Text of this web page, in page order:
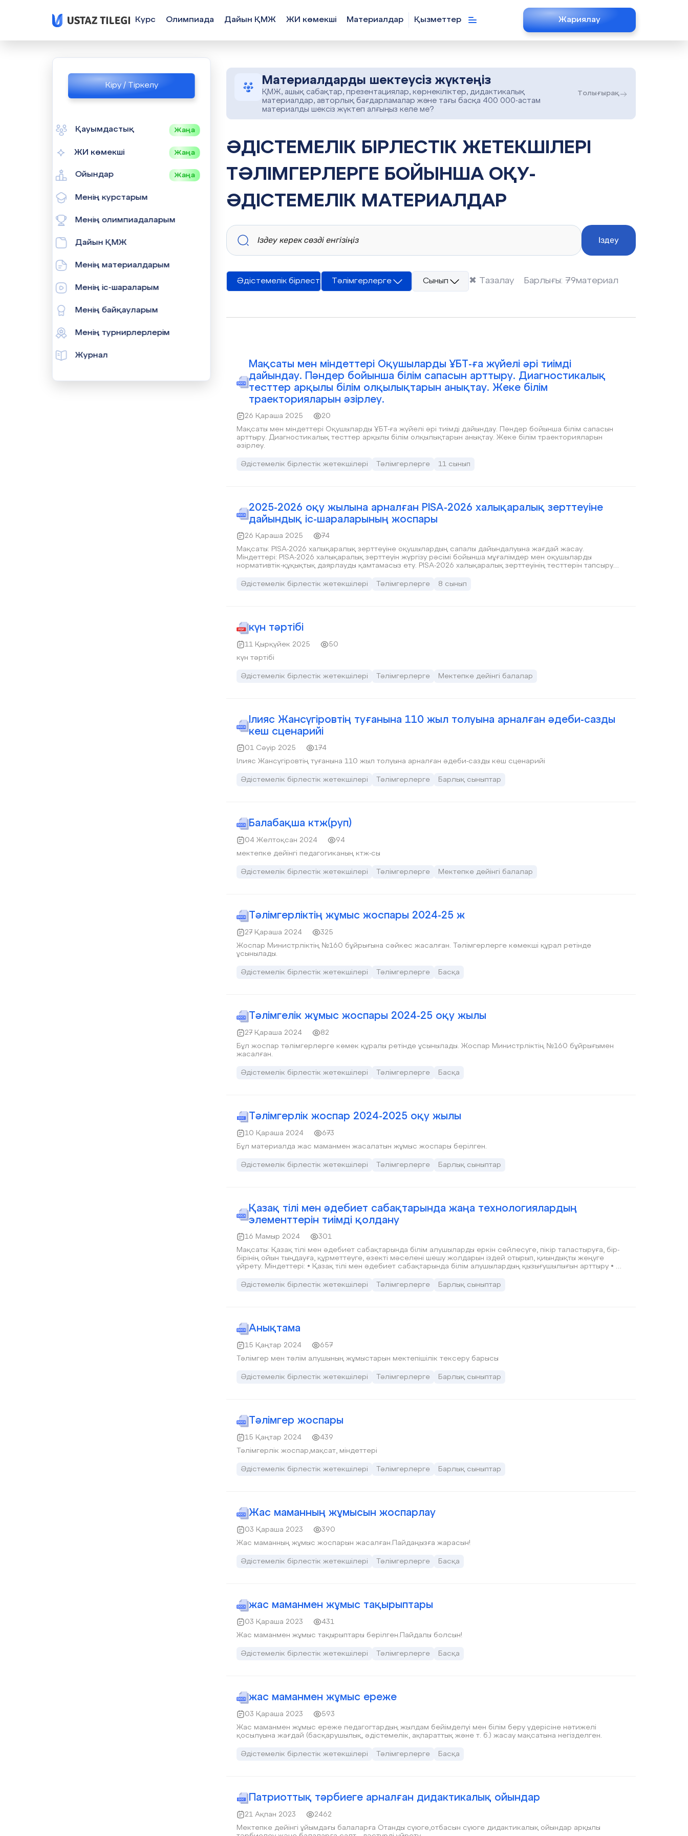
Кіру / Тіркелу
Қауымдастық Жаңа
ЖИ көмекші Жаңа
Ойындар Жаңа
Менің курстарым
Менің олимпиадаларым
Дайын ҚМЖ
Менің материалдарым
Менің іс-шараларым
Менің байқауларым
Менің турнирлерлерім
Журнал
Курс Олимпиада Дайын ҚМЖ ЖИ көмекші Материалдар Қызметтер Жариялау
Материалдарды шектеусіз жүктеңіз
ҚМЖ, ашық сабақтар, презентациялар, көрнекіліктер, дидактикалық
материалдар, авторлық бағдарламалар және тағы басқа 400 000-астам
материалды шексіз жүктеп алғыңыз келе ме?
Толығырақ
ӘДІСТЕМЕЛІК БІРЛЕСТІК ЖЕТЕКШІЛЕРІ
ТӘЛІМГЕРЛЕРГЕ БОЙЫНША ОҚУ-
ӘДІСТЕМЕЛІК МАТЕРИАЛДАР
Іздеу
Әдістемелік бірлестік жетекшілері
Тәлімгерлерге Сынып ✖ Тазалау Барлығы: 79материал
Мақсаты мен міндеттері Оқушыларды ҰБТ-ға жүйелі әрі тиімді
дайындау. Пәндер бойынша білім сапасын арттыру. Диагностикалық
тесттер арқылы білім олқылықтарын анықтау. Жеке білім
траекторияларын әзірлеу.
26 Қараша 2025
20
Мақсаты мен міндеттері Оқушыларды ҰБТ-ға жүйелі әрі тиімді дайындау. Пәндер бойынша білім сапасын
арттыру. Диагностикалық тесттер арқылы білім олқылықтарын анықтау. Жеке білім траекторияларын
әзірлеу.
Әдістемелік бірлестік жетекшілері Тәлімгерлерге 11 сынып
2025-2026 оқу жылына арналған PISA-2026 халықаралық зерттеуіне
дайындық іс-шараларының жоспары
26 Қараша 2025
74
Мақсаты: PISA-2026 халықаралық зерттеуіне оқушылардың сапалы дайындалуына жағдай жасау.
Міндеттері: PISA-2026 халықаралық зерттеуін жүргізу рәсімі бойынша мұғалімдер мен оқушыларды
нормативтік-құқықтық даярлауды қамтамасыз ету. PISA-2026 халықаралық зерттеуінің тесттерін тапсыру
Әдістемелік бірлестік жетекшілері
Тәлімгерлерге 8 сынып
күн тәртібі
11 Қырқүйек 2025
50
күн тәртібі
Әдістемелік бірлестік жетекшілері Тәлімгерлерге Мектепке дейінгі балалар
Ілияс Жансүгіровтің туғанына 110 жыл толуына арналған әдеби-сазды
кеш сценарийі
01 Сәуір 2025
174
Ілияс Жансүгіровтің туғанына 110 жыл толуына арналған әдеби-сазды кеш сценарийі
Әдістемелік бірлестік жетекшілері Тәлімгерлерге Барлық сыныптар
Балабақша ктж(руп)
04 Желтоқсан 2024
94
мектепке дейінгі педагогиканың ктж-сы
Әдістемелік бірлестік жетекшілері Тәлімгерлерге Мектепке дейінгі балалар
Тәлімгерліктің жұмыс жоспары 2024-25 ж
27 Қараша 2024
325
Жоспар Министрліктің №160 бұйрығына сәйкес жасалған. Тәлімгерлерге көмекші құрал ретінде
ұсынылады.
Әдістемелік бірлестік жетекшілері Тәлімгерлерге Басқа
Тәлімгелік жұмыс жоспары 2024-25 оқу жылы
27 Қараша 2024
82
Бұл жоспар тәлімгерлерге көмек құралы ретінде ұсынылады. Жоспар Министрліктің №160 бұйрығымен
жасалған.
Әдістемелік бірлестік жетекшілері Тәлімгерлерге Басқа
Тәлімгерлік жоспар 2024-2025 оқу жылы
10 Қараша 2024
673
Бұл материалда жас маманмен жасалатын жұмыс жоспары берілген.
Әдістемелік бірлестік жетекшілері Тәлімгерлерге Барлық сыныптар
Қазақ тілі мен әдебиет сабақтарында жаңа технологиялардың
элементтерін тиімді қолдану
16 Мамыр 2024
301
Мақсаты: Қазақ тілі мен әдебиет сабақтарында білім алушыларды еркін сөйлесуге, пікір таластыруға, бір-
бірінің ойын тыңдауға, құрметтеуге, өзекті мәселені шешу жолдарын іздей отырып, қиындықты жеңуге
үйрету. Міндеттері: • Қазақ тілі мен әдебиет сабақтарында білім алушылардың қызығушылығын арттыру • Өз
жеке қабілеттері мен танымдық өзгешеліктерін дамыту; • Әрбір білім алушының жеке қабілеттерін ескере
отырып , ой-өрістерін дамытуға жағдай жасау.
Әдістемелік бірлестік жетекшілері Тәлімгерлерге Барлық сыныптар
Анықтама
15 Қаңтар 2024
657
Тәлімгер мен тәлім алушының жұмыстарын мектепішілік тексеру барысы
Әдістемелік бірлестік жетекшілері Тәлімгерлерге Барлық сыныптар
Тәлімгер жоспары
15 Қаңтар 2024
439
Тәлімгерлік жоспар,мақсат, міндеттері
Әдістемелік бірлестік жетекшілері Тәлімгерлерге Барлық сыныптар
Жас маманның жұмысын жоспарлау
03 Қараша 2023
390
Жас маманның жұмыс жоспарын жасалған.Пайдаңызға жарасын!
Әдістемелік бірлестік жетекшілері Тәлімгерлерге Басқа
жас маманмен жұмыс тақырыптары
03 Қараша 2023
431
Жас маманмен жұмыс тақырыптары берілген.Пайдалы болсын!
Әдістемелік бірлестік жетекшілері Тәлімгерлерге Басқа
жас маманмен жұмыс ереже
03 Қараша 2023
593
Жас маманмен жұмыс ереже педагогтардың жылдам бейімделуі мен білім беру үдерісіне нәтижелі
қосылуына жағдай (басқарушылық, әдістемелік, ақпараттық және т. б.) жасау мақсатына негізделген.
Әдістемелік бірлестік жетекшілері Тәлімгерлерге Басқа
Патриоттық тәрбиеге арналған дидактикалық ойындар
21 Ақпан 2023
2462
Мектепке дейінгі ұйымдағы балаларға Отанды сүюге,отбасын сүюге дидактикалық ойындар арқылы